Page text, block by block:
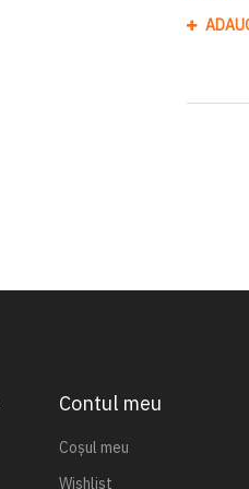
Contul meu
Coșul meu
Wishlist